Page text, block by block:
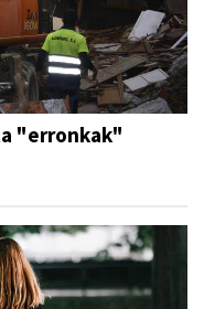
"erronkak"